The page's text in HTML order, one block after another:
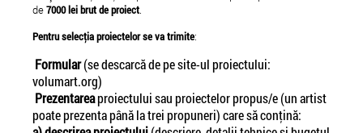
de7000 lei brut de proiect
Pentru selecţia proiectelor se va trimite:
Formular(se descarcă de pe site-ul proiectului:
volumart.org)
Prezentareaproiectului sau proiectelor propus/e (un artist
poate prezenta până la trei propuneri) care să conţină: